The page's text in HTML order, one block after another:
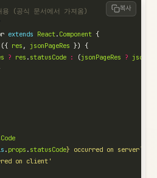
extends React. Component {
({ res , jsonPageRes }) {
? res . statusCode : (jsonPageRes ?
. props . statusCode} occurred on server`
on client'
복사